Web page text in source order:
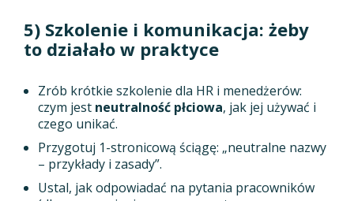
5) Szkolenie i komunikacja: żeby
to działało w praktyce
Zrób krótkie szkolenie dla HR i menedżerów:
czym jest neutralność płciowa, jak jej używać i
czego unikać.
Przygotuj 1-stronicową ściągę: „neutralne nazwy
– przykłady i zasady”.
Ustal, jak odpowiadać na pytania pracowników